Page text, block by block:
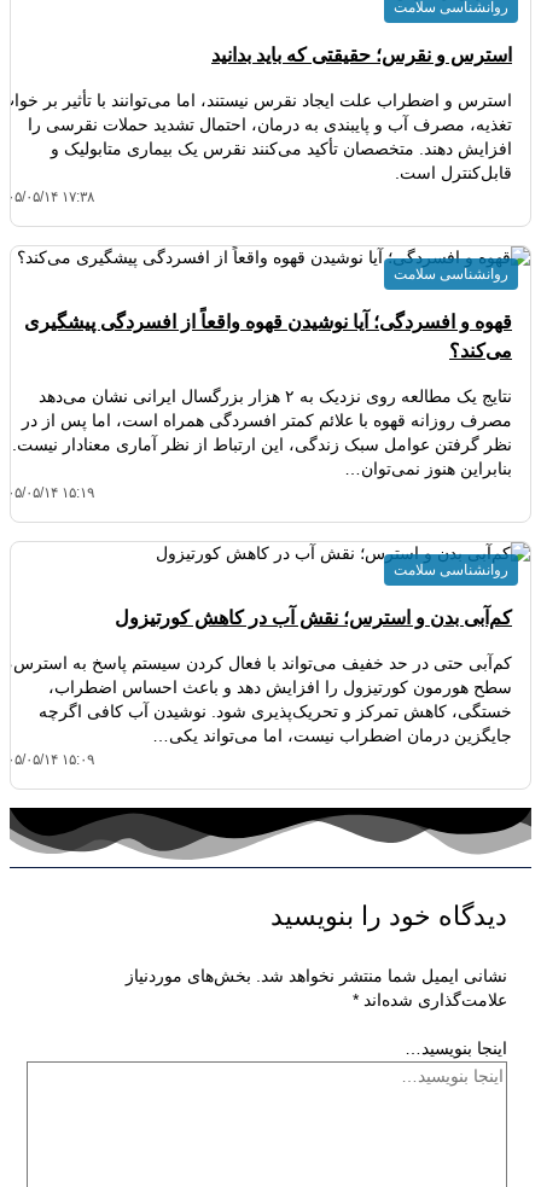
استرس و نقرس؛ حقیقتی که باید بدانید
استرس و اضطراب علت ایجاد نقرس نیستند، اما می‌توانند با تأثیر بر
تغذیه، مصرف آب و پایبندی به درمان، احتمال تشدید حملات نقرسی را
افزایش دهند. متخصصان تأکید می‌کنند نقرس یک بیماری متابولیک و
قابل‌کنترل است.
۱۴۰۵/۰۵/۱۴
روانشناسی سلامت
قهوه و افسردگی؛ آیا نوشیدن قهوه واقعاً از افسردگی پیشگیری
می‌کند؟
نتایج یک مطالعه روی نزدیک به ۲ هزار بزرگسال ایرانی نشان می‌دهد
مصرف روزانه قهوه با علائم کمتر افسردگی همراه است، اما پس از در
نظر گرفتن عوامل سبک زندگی، این ارتباط از نظر آماری معنادار نیست.
بنابراین هنوز نمی‌توان…
۱۴۰۵/۰۵/۱۴
روانشناسی سلامت
کم‌آبی بدن و استرس؛ نقش آب در کاهش کورتیزول
کم‌آبی حتی در حد خفیف می‌تواند با فعال کردن سیستم پاسخ به استرس،
سطح هورمون کورتیزول را افزایش دهد و باعث احساس اضطراب،
خستگی، کاهش تمرکز و تحریک‌پذیری شود. نوشیدن آب کافی اگرچه
جایگزین درمان اضطراب نیست، اما می‌تواند یکی…
۱۴۰۵/۰۵/۱۴
روانشناسی سلامت
دیدگاه‌ خود را بنویسید
نشانی ایمیل شما منتشر نخواهد شد.
بخش‌های موردنیاز
علامت‌گذاری شده‌اند *
اینجا بنویسید…